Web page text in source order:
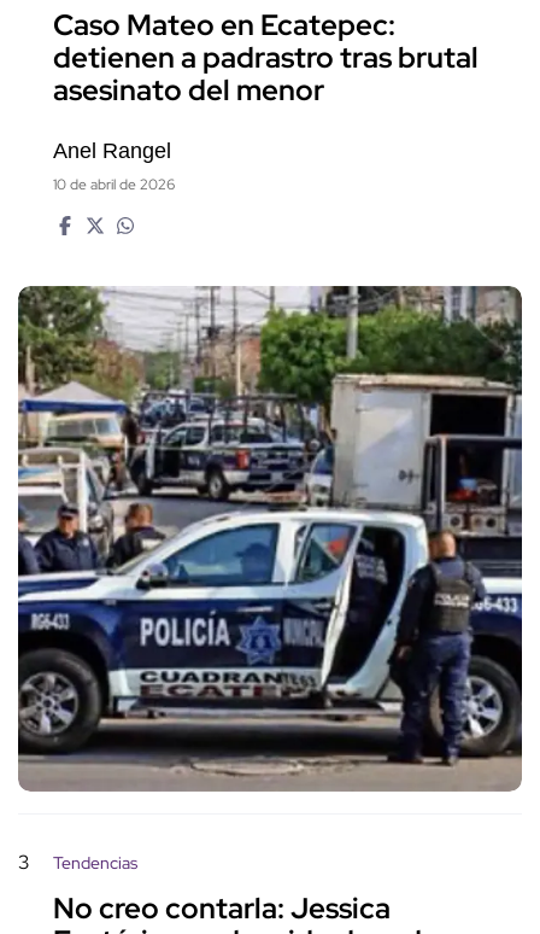
Caso Mateo en Ecatepec:
detienen a padrastro tras brutal
asesinato del menor
Anel Rangel
10 de abril de 2026
3 Tendencias
No creo contarla: Jessica